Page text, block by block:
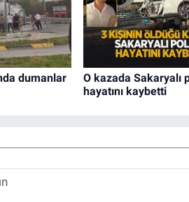
dumanlar
O kazada Sakaryalı
hayatını kaybetti